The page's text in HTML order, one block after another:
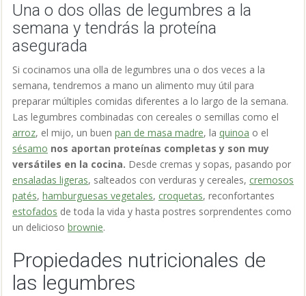
Una o dos ollas de legumbres a la
semana y tendrás la proteína
asegurada
Si cocinamos una olla de legumbres una o dos veces a la
semana, tendremos a mano un alimento muy útil para
preparar múltiples comidas diferentes a lo largo de la semana.
Las legumbres combinadas con cereales o semillas como el
arroz, el mijo, un buen pan de masa madre, la quinoa o el
sésamo nos aportan proteínas completas y son muy
versátiles en la cocina. Desde cremas y sopas, pasando por
ensaladas ligeras, salteados con verduras y cereales, cremosos
patés, hamburguesas vegetales, croquetas, reconfortantes
estofados de toda la vida y hasta postres sorprendentes como
un delicioso brownie.
Propiedades nutricionales de
las legumbres